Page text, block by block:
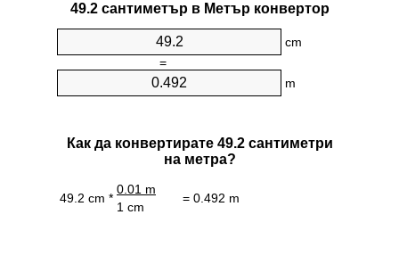
49.2 сантиметър в Метър конвертор
cm
=
m
Как да конвертирате 49.2 сантиметри
на метра?
49.2 cm *
0.01 m
= 0.492 m
1 cm